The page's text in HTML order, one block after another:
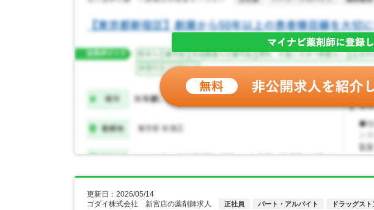
更新日：2026/05/14
ゴダイ株式会社 新宮店の薬剤師求人
正社員 パート・アルバイト ドラッグスト